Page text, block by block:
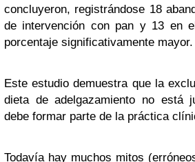
concluyeron, registrándose 18
de intervención con pan y 13 en
porcentaje significativamente mayor.
Este estudio demuestra que la
dieta de adelgazamiento no está
debe formar parte de la práctica
Todavía hay muchos mitos